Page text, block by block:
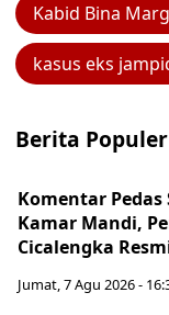
Kabid Bina
kasus eks
Berita Populer
Komentar Pedas
Kamar Mandi,
Cicalengka
Jumat, 7 Agu 2026 -